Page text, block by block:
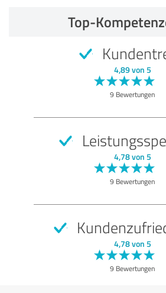
Top-
4,89 von 5
9 Bewertungen
4,78 von 5
9 Bewertungen
4,78 von 5
9 Bewertungen